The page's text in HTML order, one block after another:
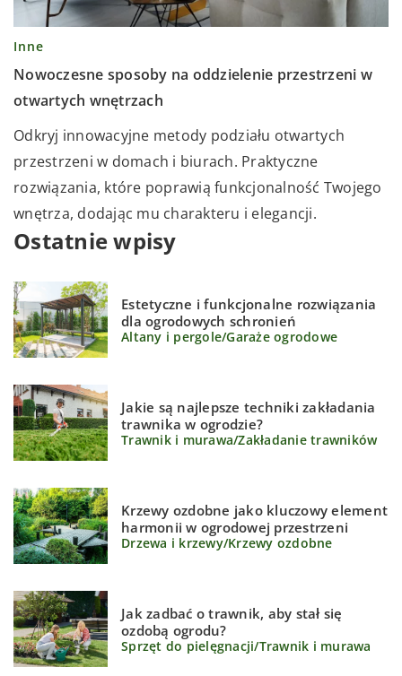
Inne
Nowoczesne sposoby na oddzielenie przestrzeni w
otwartych wnętrzach
Odkryj innowacyjne metody podziału otwartych
przestrzeni w domach i biurach. Praktyczne
rozwiązania, które poprawią funkcjonalność Twojego
wnętrza, dodając mu charakteru i elegancji.
Ostatnie wpisy
Estetyczne i funkcjonalne rozwiązania
dla ogrodowych schronień
Altany i pergole/Garaże ogrodowe
Jakie są najlepsze techniki zakładania
trawnika w ogrodzie?
Trawnik i murawa/Zakładanie trawników
Krzewy ozdobne jako kluczowy element
harmonii w ogrodowej przestrzeni
Drzewa i krzewy/Krzewy ozdobne
Jak zadbać o trawnik, aby stał się
ozdobą ogrodu?
Sprzęt do pielęgnacji/Trawnik i murawa